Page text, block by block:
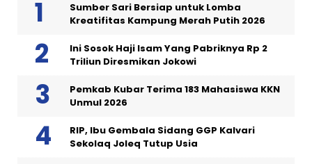
Sumber Sari Bersiap untuk Lomba
Kreatifitas Kampung Merah Putih 2026
Ini Sosok Haji Isam Yang Pabriknya Rp 2
Triliun Diresmikan Jokowi
Pemkab Kubar Terima 183 Mahasiswa KKN
Unmul 2026
RIP, Ibu Gembala Sidang GGP Kalvari
Sekolaq Joleq Tutup Usia